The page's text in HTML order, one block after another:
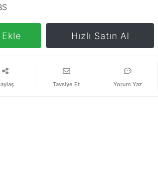
Hızlı Satın Al
Tavsiye Et Yorum Yaz